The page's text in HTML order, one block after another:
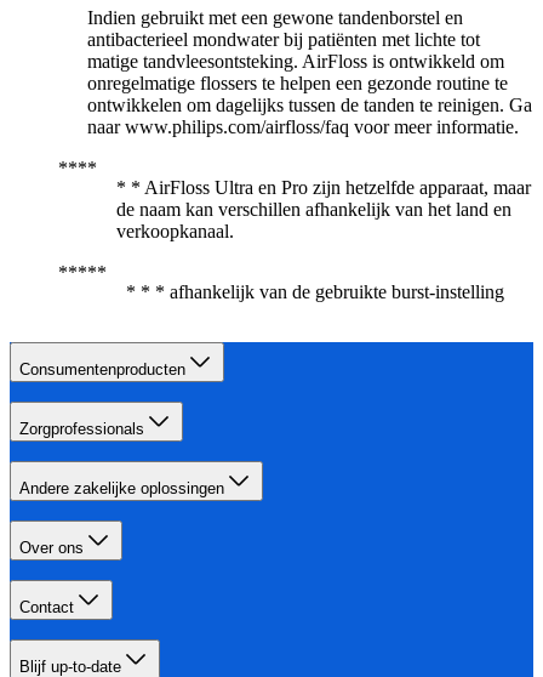
Indien gebruikt met een gewone tandenborstel en
antibacterieel mondwater bij patiënten met lichte tot
matige tandvleesontsteking. AirFloss is ontwikkeld om
onregelmatige flossers te helpen een gezonde routine te
ontwikkelen om dagelijks tussen de tanden te reinigen. Ga
naar www.philips.com/airfloss/faq voor meer informatie.
* * AirFloss Ultra en Pro zijn hetzelfde apparaat, maar
de naam kan verschillen afhankelijk van het land en
verkoopkanaal.
* * * afhankelijk van de gebruikte burst-instelling
Consumentenproducten
Zorgprofessionals
Andere zakelijke oplossingen
Over ons
Contact
Blijf up-to-date